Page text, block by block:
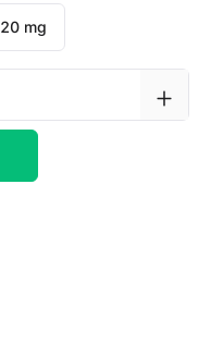
nicht verfügbar.)
20 mg